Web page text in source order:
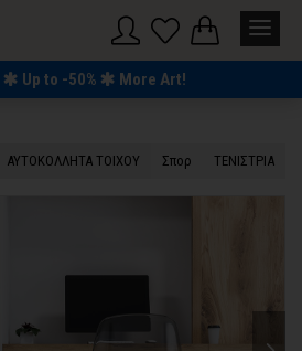
Up to -50% More Art!
ΑΥΤΟΚΟΛΛΗΤΑ ΤΟΙΧΟΥ Σπορ ΤΕΝΙΣΤΡΙΑ